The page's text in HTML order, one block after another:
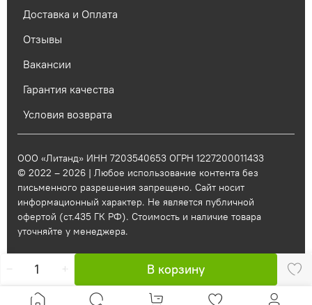
В корзину
Доставка и Оплата
Отзывы
Вакансии
Гарантия качества
Условия возврата
ООО «Литанд» ИНН 7203540653 ОГРН 1227200011433
© 2022 – 2026 | Любое использование контента без
письменного разрешения запрещено. Сайт носит
информационный характер. Не является публичной
офертой (ст.435 ГК РФ). Стоимость и наличие товара
уточняйте у менеджера.